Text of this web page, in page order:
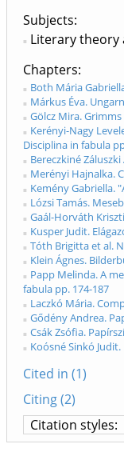
Subjects:
Literary theory
Chapters
Both Mária
Márkus Éva.
Gölcz Mira.
Kerényi-Nagy
Disciplina in fabula
Bereczkiné
Merényi Hajnalka.
Kemény Gabriella.
Lózsi Tamás.
Gaál-Horváth
Kusper Judit.
Tóth Brigitta et al.
Klein Ágnes.
Papp Melinda. A
fabula pp. 174-187
Laczkó Mária.
Gődény Andrea.
Csák Zsófia.
Koósné Sinkó
Cited in (1)
Citing (2)
Citation styles: